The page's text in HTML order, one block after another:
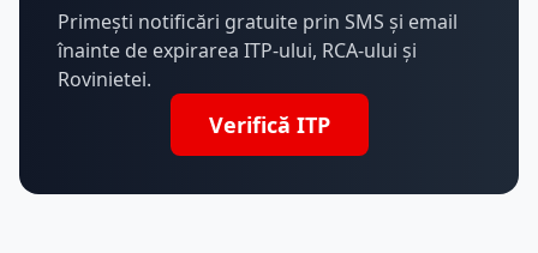
Primești notificări gratuite prin SMS și email
înainte de expirarea ITP-ului, RCA-ului și
Rovinietei.
Verifică ITP